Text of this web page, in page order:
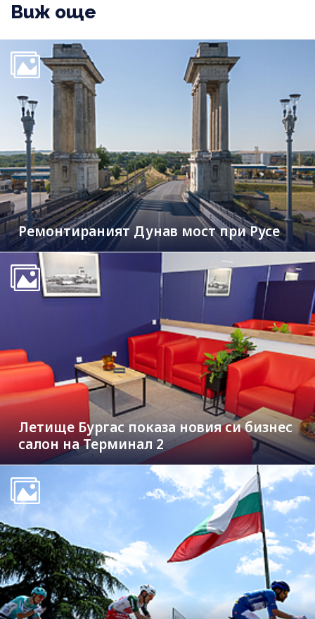
Виж още
Ремонтираният Дунав мост при Русе
Летище Бургас показа новия си бизнес
салон на Терминал 2